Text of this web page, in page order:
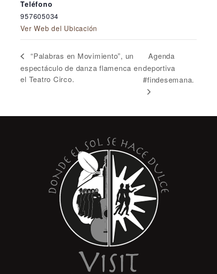
Teléfono
957605034
Ver Web del Ubicación
“Palabras en Movimiento”, un
espectáculo de danza flamenca en
el Teatro Circo.
Agenda
deportiva
#findesemana.